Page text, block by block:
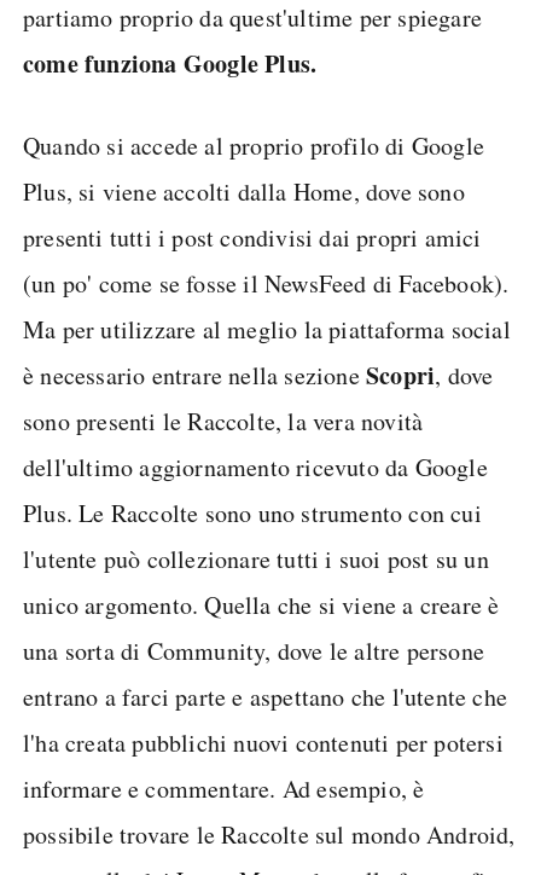
partiamo proprio da quest'ultime per spiegare
come funziona Google Plus.
Quando si accede al proprio profilo di Google
Plus, si viene accolti dalla Home, dove sono
presenti tutti i post condivisi dai propri amici
(un po' come se fosse il NewsFeed di Facebook).
Ma per utilizzare al meglio la piattaforma social
è necessario entrare nella sezioneScopri, dove
sono presenti le Raccolte, la vera novità
dell'ultimo aggiornamento ricevuto da Google
Plus. Le Raccolte sono uno strumento con cui
l'utente può collezionare tutti i suoi post su un
unico argomento. Quella che si viene a creare è
una sorta di Community, dove le altre persone
entrano a farci parte e aspettano che l'utente che
l'ha creata pubblichi nuovi contenuti per potersi
informare e commentare. Ad esempio, è
possibile trovare le Raccolte sul mondo Android,